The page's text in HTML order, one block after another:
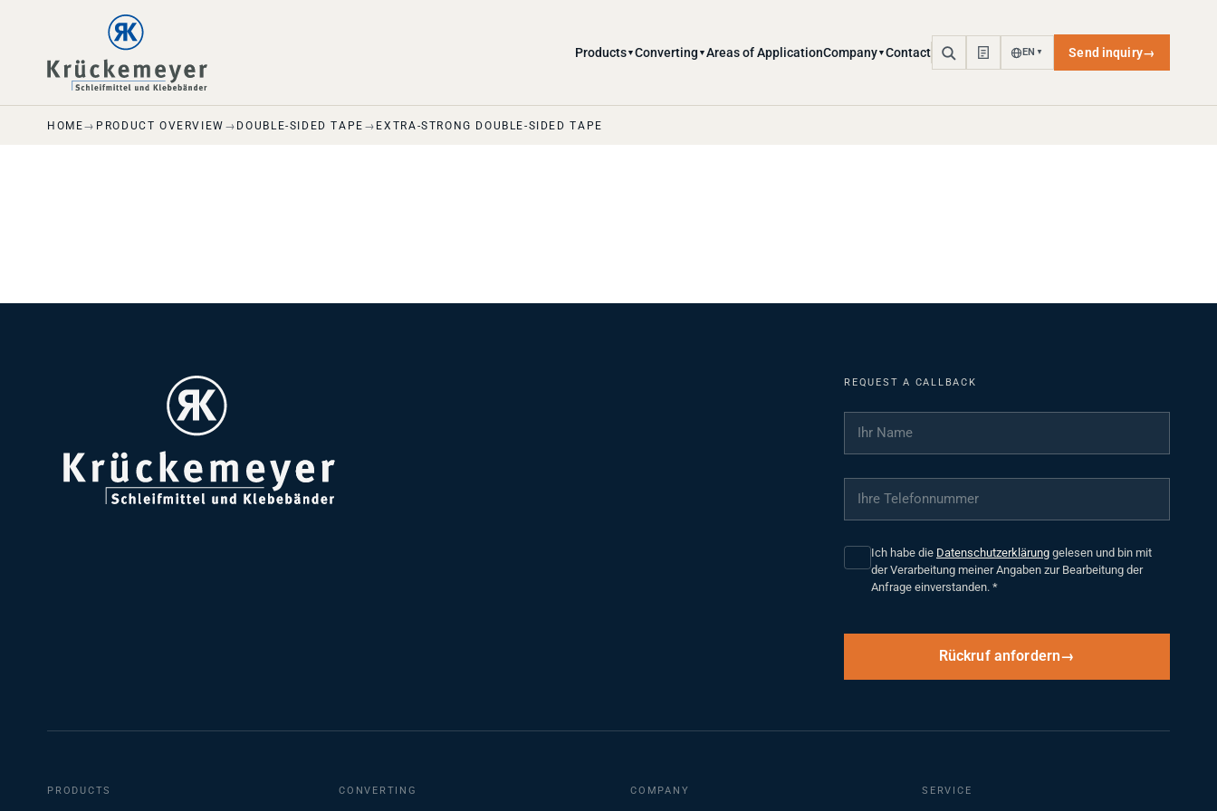
Skip to main navigation
Skip to main content
Skip to page footer
Products▼ Converting ▼ Areas of ApplicationCompany▼ Contact EN ▼ Send inquiry→
HOME PRODUCT OVERVIEW DOUBLE-SIDED TAPE EXTRA-STRONG DOUBLE-SIDED TAPE
REQUEST A CALLBACK
Ihr Name
Ihre Telefonnummer
Ich habe die Datenschutzerklärung gelesen und bin mit
der Verarbeitung meiner Angaben zur Bearbeitung der
Anfrage einverstanden. *
Rückruf anfordern
PRODUCTS CONVERTING COMPANY SERVICE